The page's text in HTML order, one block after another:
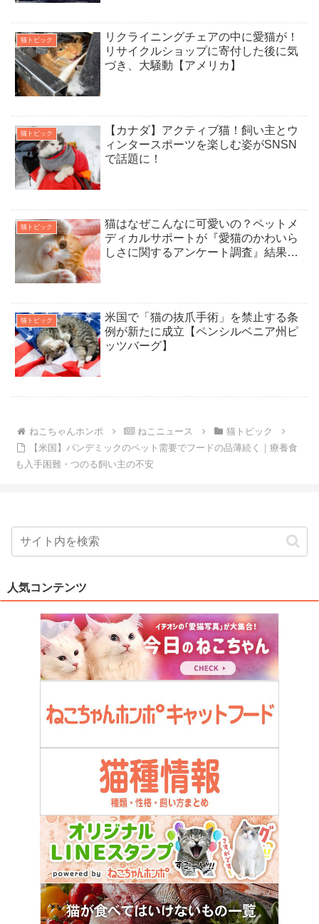
猫トピック
リクライニングチェアの中に愛猫が！
リサイクルショップに寄付した後に気
づき、大騒動【アメリカ】
猫トピック
【カナダ】アクティブ猫！飼い主とウ
ィンタースポーツを楽しむ姿がSNSN
で話題に！
猫トピック
猫はなぜこんなに可愛いの？ペットメ
ディカルサポートが『愛猫のかわいら
しさに関するアンケート調査』結果発
猫トピック
米国で「猫の抜爪手術」を禁止する条
例が新たに成立【ペンシルベニア州ピ
ッツバーグ】
ねこちゃんホンポ ねこニュース
猫トピック
【米国】パンデミックのペット需要でフードの品薄続く｜療養食
も入手困難・つのる飼い主の不安
人気コンテンツ